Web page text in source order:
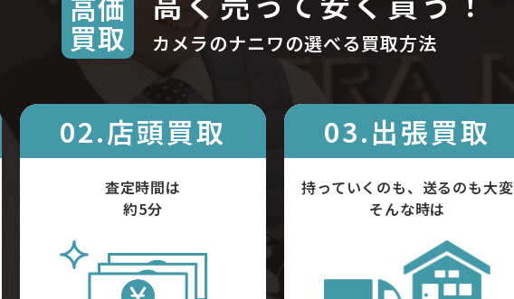
買取 カメラのナニワの選べる買取方法
02.店頭買取
査定時間は
約5分
03.出張買取
持っていくのも、送るのも大変
そんな時は